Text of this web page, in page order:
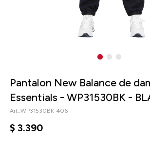
Pantalon New Balance de
Essentials - WP31530BK -
WP31530BK-406
$ 3.390